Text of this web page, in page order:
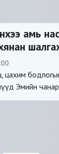
амь
цахим
Эмийн